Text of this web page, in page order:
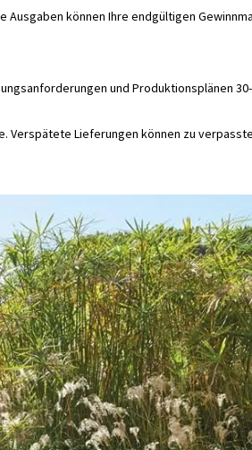
können Ihre endgültigen
und Produktionsplänen 30-
Verspätete Lieferungen können zu